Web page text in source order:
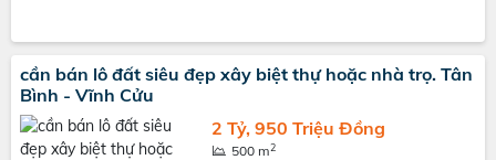
cần bán lô đất siêu đẹp xây biệt thự hoặc nhà trọ. Tân
Bình - Vĩnh Cửu
2 Tỷ, 950 Triệu Đồng
500 m2